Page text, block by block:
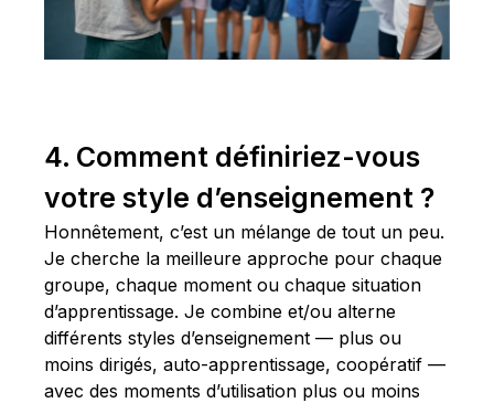
4. Comment définiriez-vous
votre style d’enseignement ?
Honnêtement, c’est un mélange de tout un peu.
Je cherche la meilleure approche pour chaque
groupe, chaque moment ou chaque situation
d’apprentissage. Je combine et/ou alterne
différents styles d’enseignement — plus ou
moins dirigés, auto-apprentissage, coopératif —
avec des moments d’utilisation plus ou moins